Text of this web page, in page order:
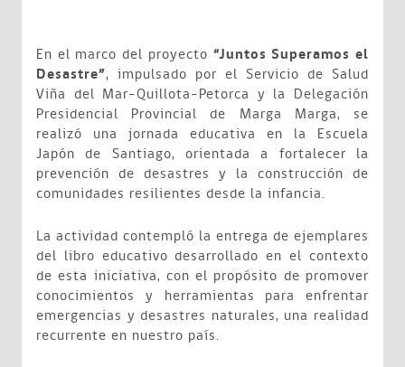
En el marco del proyecto “Juntos Superamos el
Desastre”, impulsado por el Servicio de Salud
Viña del Mar–Quillota–Petorca y la Delegación
Presidencial Provincial de Marga Marga, se
realizó una jornada educativa en la Escuela
Japón de Santiago, orientada a fortalecer la
prevención de desastres y la construcción de
comunidades resilientes desde la infancia.
La actividad contempló la entrega de ejemplares
del libro educativo desarrollado en el contexto
de esta iniciativa, con el propósito de promover
conocimientos y herramientas para enfrentar
emergencias y desastres naturales, una realidad
recurrente en nuestro país.